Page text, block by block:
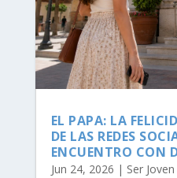
EL PAPA: LA
DE LAS REDES
ENCUENTRO CON
Jun 24, 2026 | Ser Joven